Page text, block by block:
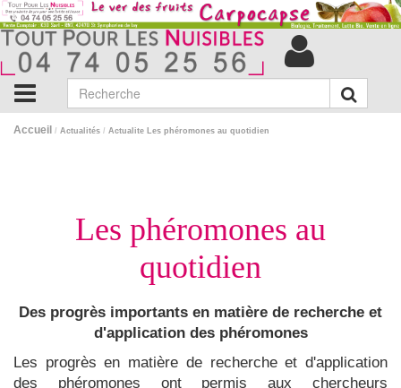
Accueil / Actualités / Actualite Les phéromones au quotidien
Les phéromones au
quotidien
Des progrès importants en matière de recherche et
d'application des phéromones
Les progrès en matière de recherche et d'application
des phéromones ont permis aux chercheurs